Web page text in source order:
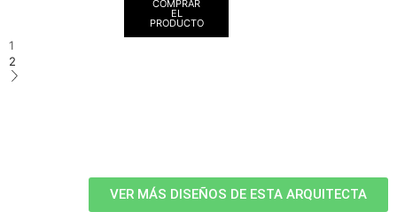
COMPRAR
EL
PRODUCTO
1
2
VER MÁS DISEÑOS DE ESTA ARQUITECTA